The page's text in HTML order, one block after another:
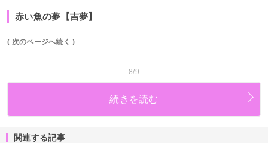
赤い魚の夢【吉夢】
( 次のページへ続く )
8/9
続きを読む
関連する記事